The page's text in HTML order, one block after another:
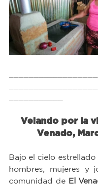
Velando por la
Venado,
Bajo el cielo estrellado
hombres, mujeres y
comunidad de El